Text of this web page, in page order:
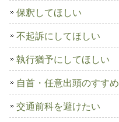
保釈してほしい
不起訴にしてほしい
執行猶予にしてほしい
自首・任意出頭のすすめ
交通前科を避けたい